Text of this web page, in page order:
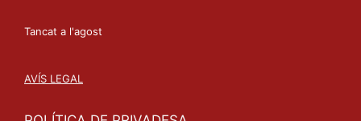
Tancat a l'agost
AVÍS LEGAL